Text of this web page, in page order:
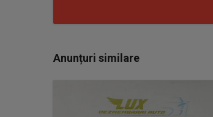
Anunțuri similare